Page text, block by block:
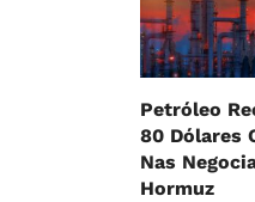
Petróleo
80 Dólares
Nas
Hormuz